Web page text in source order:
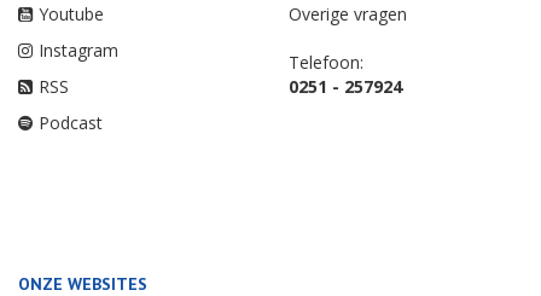
Youtube
Instagram
RSS
Podcast
Overige vragen
Telefoon:
0251 - 257924
ONZE WEBSITES